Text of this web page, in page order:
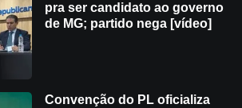
pra ser candidato ao governo
de MG; partido nega [vídeo]
Convenção do PL oficializa